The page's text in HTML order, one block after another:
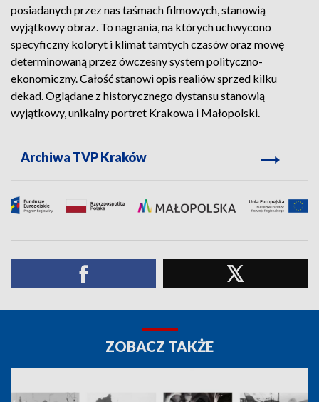
posiadanych przez nas taśmach filmowych, stanowią
wyjątkowy obraz. To nagrania, na których uchwycono
specyficzny koloryt i klimat tamtych czasów oraz mowę
determinowaną przez ówczesny system polityczno-
ekonomiczny. Całość stanowi opis realiów sprzed kilku
dekad. Oglądane z historycznego dystansu stanowią
wyjątkowy, unikalny portret Krakowa i Małopolski.
Archiwa TVP Kraków
ZOBACZ TAKŻE